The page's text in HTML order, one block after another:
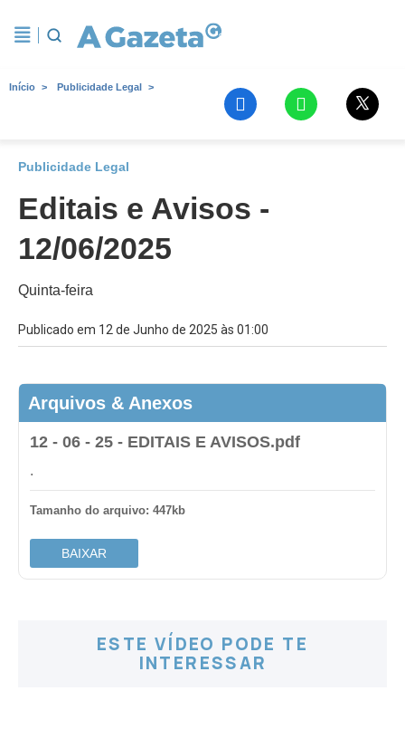
Início Publicidade Legal
Publicidade Legal
Editais e Avisos -
12/06/2025
Quinta-feira
Publicado em 12 de Junho de 2025 às 01:00
Arquivos & Anexos
12 - 06 - 25 - EDITAIS E AVISOS.pdf
.
Tamanho do arquivo: 447kb
BAIXAR
ESTE VÍDEO PODE TE
INTERESSAR